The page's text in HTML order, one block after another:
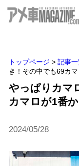
トップページ > 記事
き！その中でも69カ
やっぱりカマ
カマロが1番
2024/05/28